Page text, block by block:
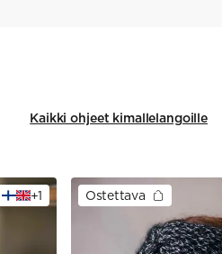
Kaikki ohjeet kimallelangoille
+1 Ostettava